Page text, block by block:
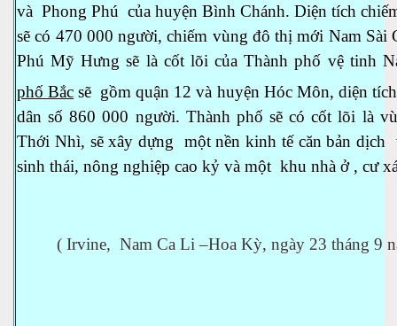
và Phong Phú của huyện Bình Chánh. Diện tích
sẽ có 470 000 người, chiếm vùng đô thị mới Nam Sài
Phú Mỹ Hưng sẽ là cốt lõi của Thành phố vệ tinh
phố Bắc sẽ gồm quận 12 và huyện Hóc Môn, diện
dân số 860 000 người. Thành phố sẽ có cốt lõi là
Thới Nhì, sẽ xây dựng một nền kinh tế căn bản dịch
sinh thái, nông nghiệp cao kỷ và một khu nhà ở , cư
( Irvine, Nam Ca Li –Hoa Kỳ, ngày 23 tháng 9